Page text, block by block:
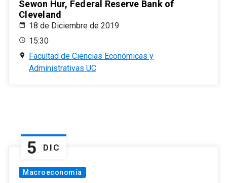
Sewon Hur, Federal Reserve Bank of
Cleveland
18 de Diciembre de 2019
15:30
Facultad de Ciencias Económicas y
Administrativas UC
5 DIC
Macroeconomía